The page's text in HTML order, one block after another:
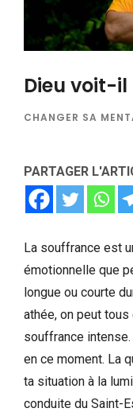
Dieu voit-
CHANGER SA
PARTAGER
La souffrance est
émotionnelle que
longue ou courte
athée, on peut
souffrance
en ce moment. La
ta situation à la
conduite du Saint-